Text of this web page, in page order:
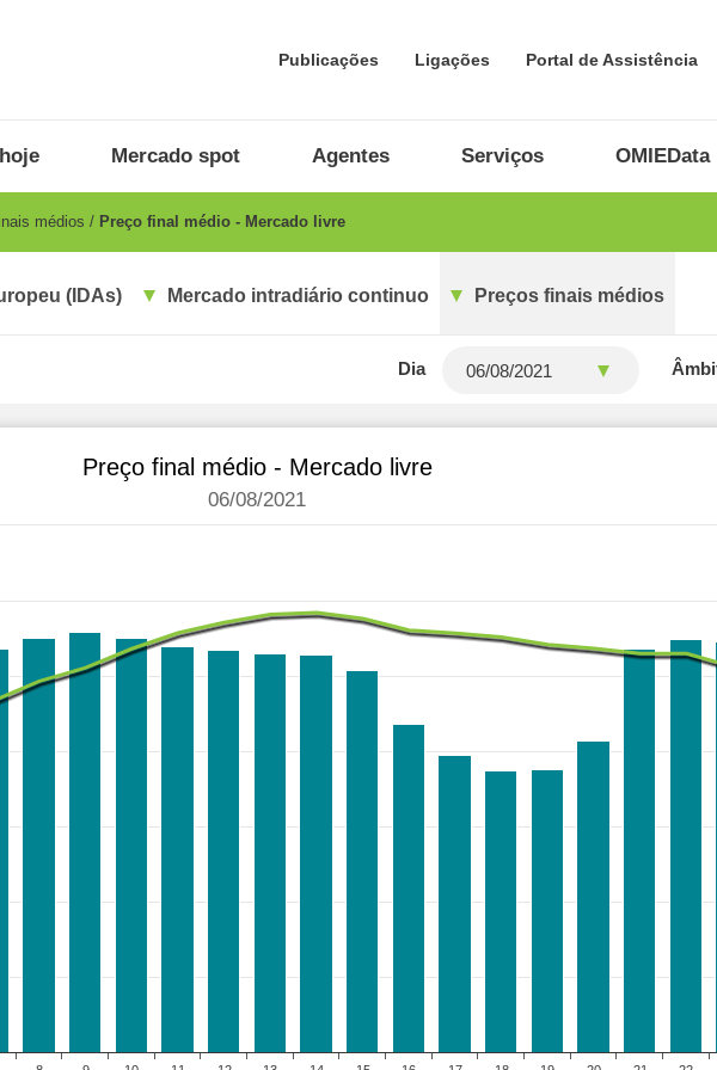
Publicações Ligações Portal de Assistência
Mercado spot Agentes Serviços OMIEData
médios Preço final médio - Mercado livre
(IDAs) Mercado intradiário continuo Preços finais médios
Dia
Preço final médio - Mercado livre
06/08/2021